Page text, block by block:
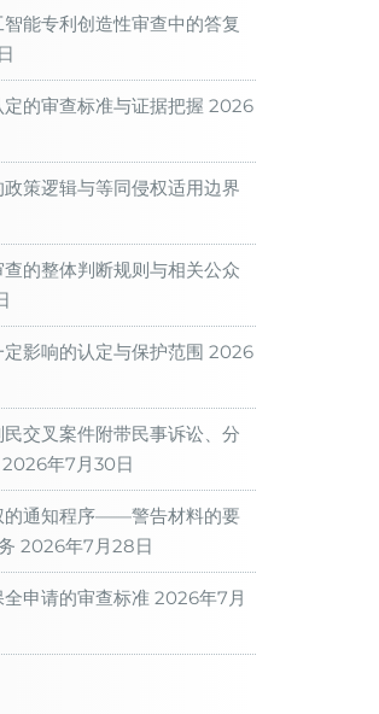
能专利创造性审查中的答复
的审查标准与证据把握 2026
策逻辑与等同侵权适用边界
的整体判断规则与相关公众
影响的认定与保护范围 2026
交叉案件附带民事诉讼、分
2026年7月30日
的通知程序——警告材料的要
2026年7月28日
申请的审查标准 2026年7月